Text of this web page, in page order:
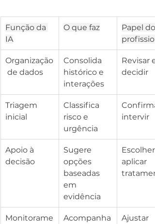
Função da
IA
O que faz
Papel do
Organização
de dados
Consolida
histórico e
interações
Revisar e
decidir
Triagem
inicial
Classifica
risco e
urgência
intervir
Apoio à
decisão
Sugere
opções
baseadas
em
evidência
Escolher
aplicar
Monitorame
Acompanha
Ajustar